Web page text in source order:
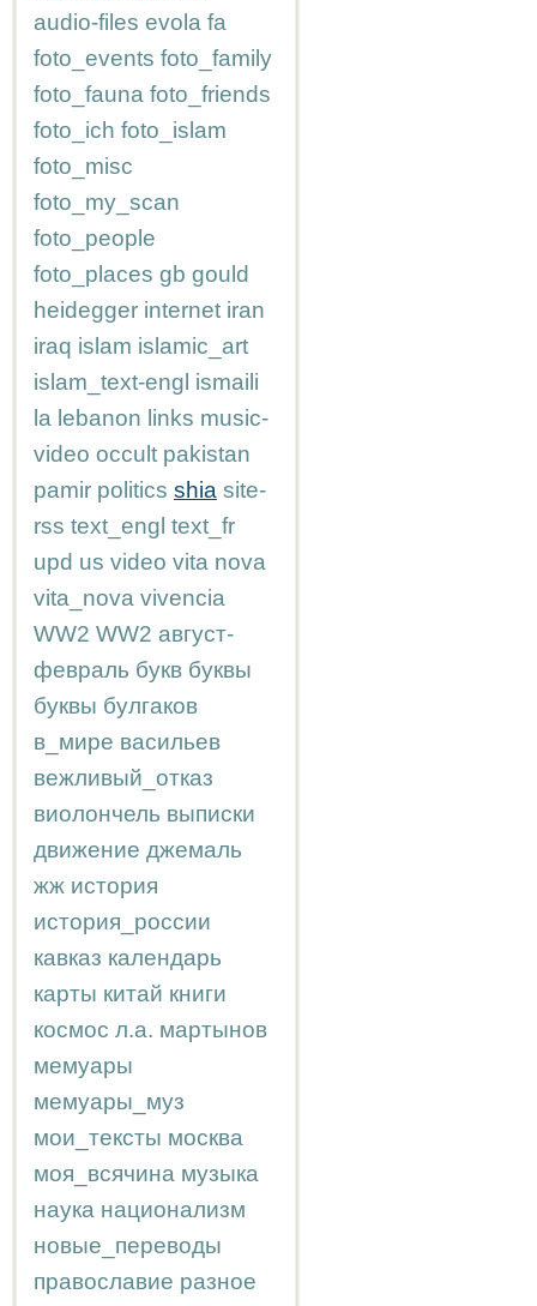
audio-files evola fa
foto_events foto_family
foto_fauna foto_friends
foto_ich foto_islam
foto_misc
foto_my_scan
foto_people
foto_places gb gould
heidegger internet iran
iraq islam islamic_art
islam_text-engl ismaili
la lebanon links music-
video occult pakistan
pamir politics shia site-
rss text_engl text_fr
upd us video vita nova
vita_nova vivencia
WW2 WW2 август-
февраль букв буквы
буквы булгаков
в_мире васильев
вежливый_отказ
виолончель выписки
движение джемаль
жж история
история_россии
кавказ календарь
карты китай книги
космос л.а. мартынов
мемуары
мемуары_муз
мои_тексты москва
моя_всячина музыка
наука национализм
новые_переводы
православие разное